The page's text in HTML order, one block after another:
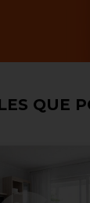
QUE